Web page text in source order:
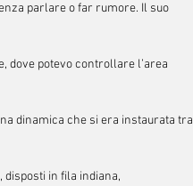
parlare o far rumore. Il suo
dove potevo controllare l’area
dinamica che si era instaurata tra
in fila indiana,